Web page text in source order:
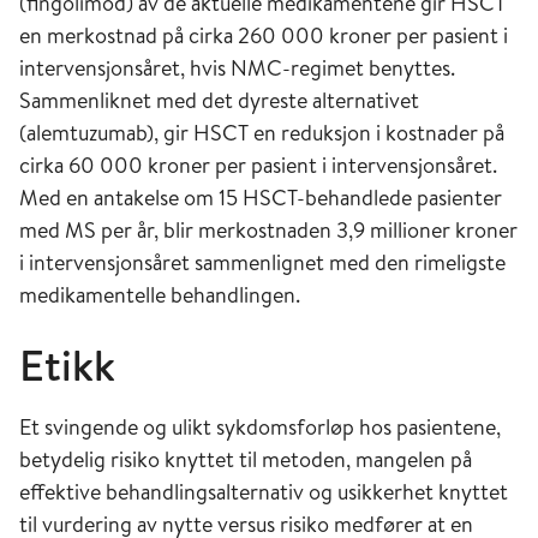
en merkostnad på cirka 260 000 kroner per pasient i
intervensjonsåret, hvis NMC-regimet benyttes.
Sammenliknet med det dyreste alternativet
(alemtuzumab), gir HSCT en reduksjon i kostnader på
cirka 60 000 kroner per pasient i intervensjonsåret.
Med en antakelse om 15 HSCT-behandlede pasienter
med MS per år, blir merkostnaden 3,9 millioner kroner
i intervensjonsåret sammenlignet med den rimeligste
medikamentelle behandlingen.
Etikk
Et svingende og ulikt sykdomsforløp hos pasientene,
betydelig risiko knyttet til metoden, mangelen på
effektive behandlingsalternativ og usikkerhet knyttet
til vurdering av nytte versus risiko medfører at en